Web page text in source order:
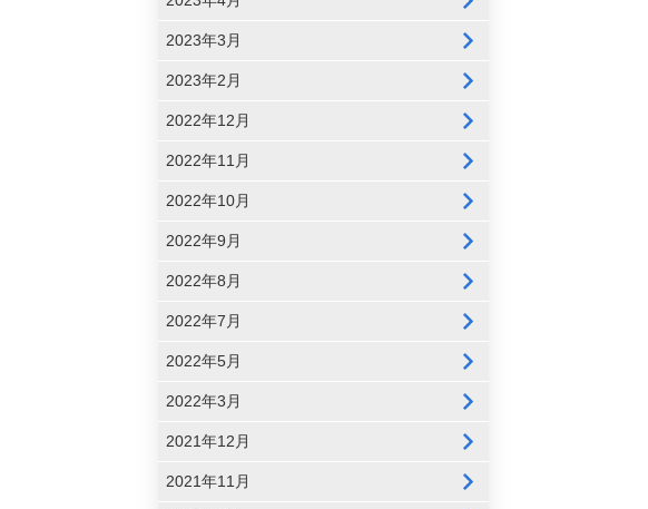
2023年3月
2023年2月
2022年12月
2022年11月
2022年10月
2022年9月
2022年8月
2022年7月
2022年5月
2022年3月
2021年12月
2021年11月